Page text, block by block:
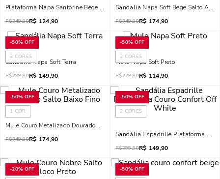
Plataforma Napa Santorine Bege Amendoa
R$249,90R$ 124,90
Sandalia Napa Soft Bege Salto Alto
R$349,90R$ 174,90
-50% OFF
3 CORES
Sandália Napa Soft Terra
R$299,90R$ 149,90
-50% OFF
2 CORES
Mule Napa Soft Preto
R$229,90R$ 114,90
-50% OFF
1 COR
Mule Couro Metalizado Dourado Salto Baixo Fino
R$349,90R$ 174,90
-50% OFF
2 CORES
Sandália Espadrille Plataforma
R$299,90R$ 149,90
-20% OFF -50% OFF